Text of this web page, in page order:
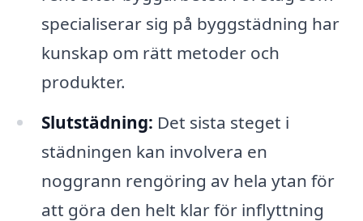
specialiserar sig på byggstädning har
kunskap om rätt metoder och
produkter.
Slutstädning: Det sista steget i
städningen kan involvera en
noggrann rengöring av hela ytan för
att göra den helt klar för inflyttning